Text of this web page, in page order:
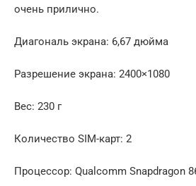
очень прилично.
Диагональ экрана: 6,67 дюйма
Разрешение экрана: 2400×1080
Вес: 230 г
Количество SIM-карт: 2
Процессор: Qualcomm Snapdragon